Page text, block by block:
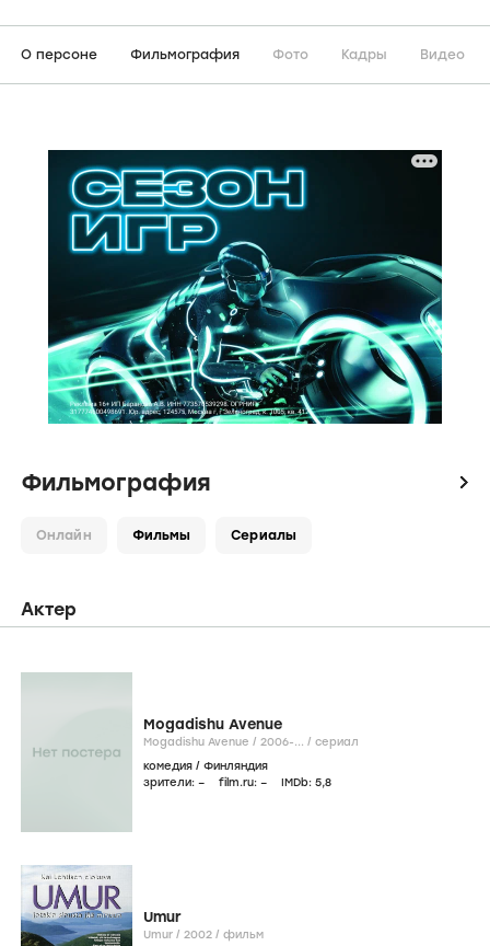
О персоне Фильмография Фото Кадры Видео
Фильмография icon
Онлайн Фильмы Сериалы
Актер
Mogadishu Avenue
Mogadishu Avenue / 2006-... / сериал
комедия / Финляндия
зрители: – film.ru: – IMDb: 5,8
Umur
Umur / 2002 / фильм